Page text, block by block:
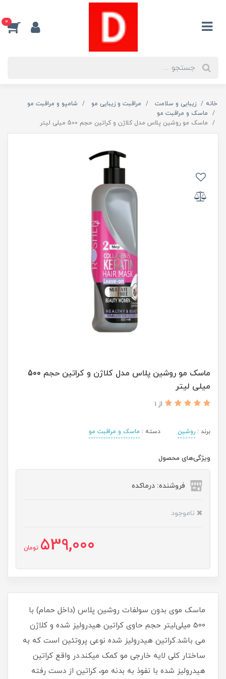
0
خانه زیبایی و سلامت مراقبت و زیبایی مو
شامپو و مراقبت مو
ماسک و مراقبت مو
ماسک مو روشین پلاس مدل کلاژن و کراتین حجم 500 میلی لیتر
ماسک مو روشین پلاس مدل کلاژن و کراتین حجم 500
میلی لیتر
از 1
برند : روشین دسته : ماسک و مراقبت مو
ویژگی‌های محصول
فروشنده: درماکده
ناموجود
539,000 تومان
ماسک موی بدون سولفات روشین پلاس (داخل حمام) با
500 میلی‌لیتر حجم حاوی کراتین هیدرولیز شده و کلاژن
می باشد.کراتین هیدرولیز شده نوعی پروتئین است که به
ساختار کلی لایه خارجی مو کمک میکند.در واقع کراتین
هیدرولیز شده با نفوذ به بدنه مو، کراتین از دست رفته